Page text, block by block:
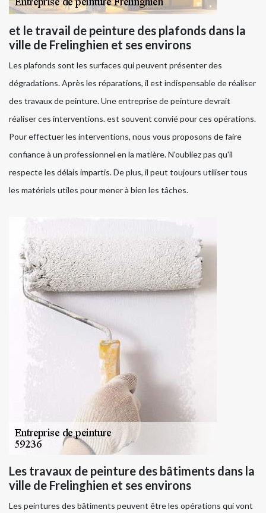
et le travail de peinture des plafonds dans la
ville de Frelinghien et ses environs
Les plafonds sont les surfaces qui peuvent présenter des
dégradations. Après les réparations, il est indispensable de réaliser
des travaux de peinture. Une entreprise de peinture devrait
réaliser ces interventions. est souvent convié pour ces opérations.
Pour effectuer les interventions, nous vous proposons de faire
confiance à un professionnel en la matière. N'oubliez pas qu'il
respecte les délais impartis. De plus, il peut toujours utiliser tous
les matériels utiles pour mener à bien les tâches.
Les travaux de peinture des bâtiments dans la
ville de Frelinghien et ses environs
Les peintures des bâtiments peuvent être les opérations qui vont